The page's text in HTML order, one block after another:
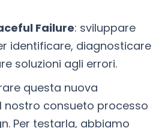
Failure: sviluppare
identificare, diagnosticare
soluzioni agli errori.
questa nuova
nostro consueto processo
Per testarla, abbiamo